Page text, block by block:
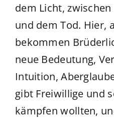
dem Licht,
und dem Tod. Hier,
bekommen
neue Bedeutung,
Intuition,
gibt Freiwillige und
kämpfen wollten,